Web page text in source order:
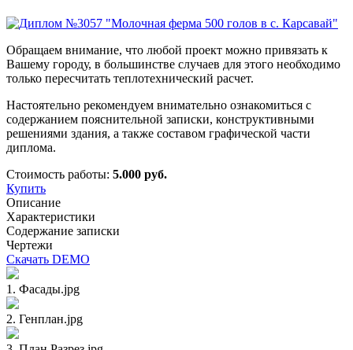
Обращаем внимание, что любой проект можно привязать к
Вашему городу, в большинстве случаев для этого необходимо
только пересчитать теплотехнический расчет.
Настоятельно рекомендуем внимательно ознакомиться с
содержанием пояснительной записки, конструктивными
решениями здания, а также составом графической части
диплома.
Стоимость работы: 5.000 руб.
Купить
Описание
Характеристики
Содержание записки
Чертежи
Скачать DEMO
1. Фасады.jpg
2. Генплан.jpg